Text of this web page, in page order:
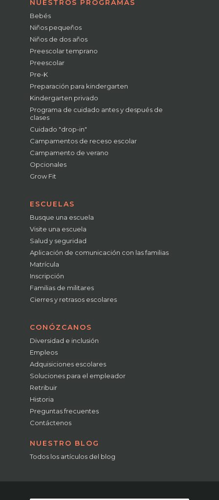
NUESTROS PROGRAMAS
Bebés
Niños pequeños
Niños de dos años
Preescolar temprano
Preescolar
Pre-K
Preparación para kindergarten
Kindergarten privado
Programa de cuidado antes y después de
clases
Cuidado "drop-in"
Campamentos de receso escolar
Campamento de verano
Opcionales
Grow Fit
ESCUELAS
Busque una escuela
Visite una escuela
Salud y seguridad
Aplicación de comunicación con las familias
Matrícula
Inscripción
Familias de militares
Cierres y retrasos escolares
CONÓZCANOS
Diversidad e inclusión
Empleos
Adquisiciones escolares
Soluciones para el empleador
Retribuir
Historia
Preguntas frecuentes
Contáctenos
NUESTRO BLOG
Todos los artículos del blog